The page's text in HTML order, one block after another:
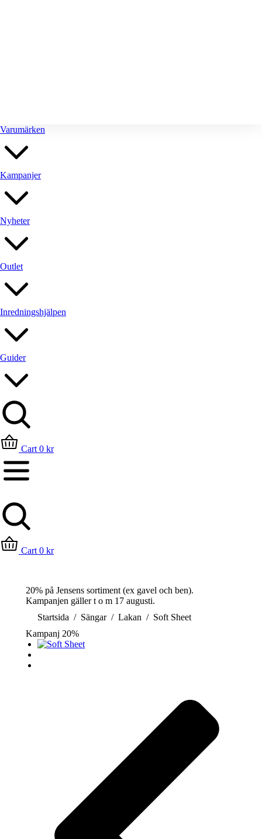
Varumärken
Kampanjer
Nyheter
Outlet
Inredningshjälpen
Guider
Cart 0 kr
Cart 0 kr
20% på Jensens sortiment (ex gavel och ben).
Kampanjen gäller t o m 17 augusti.
Du är här:
Startsida Sängar Lakan
Soft Sheet
Kampanj 20%